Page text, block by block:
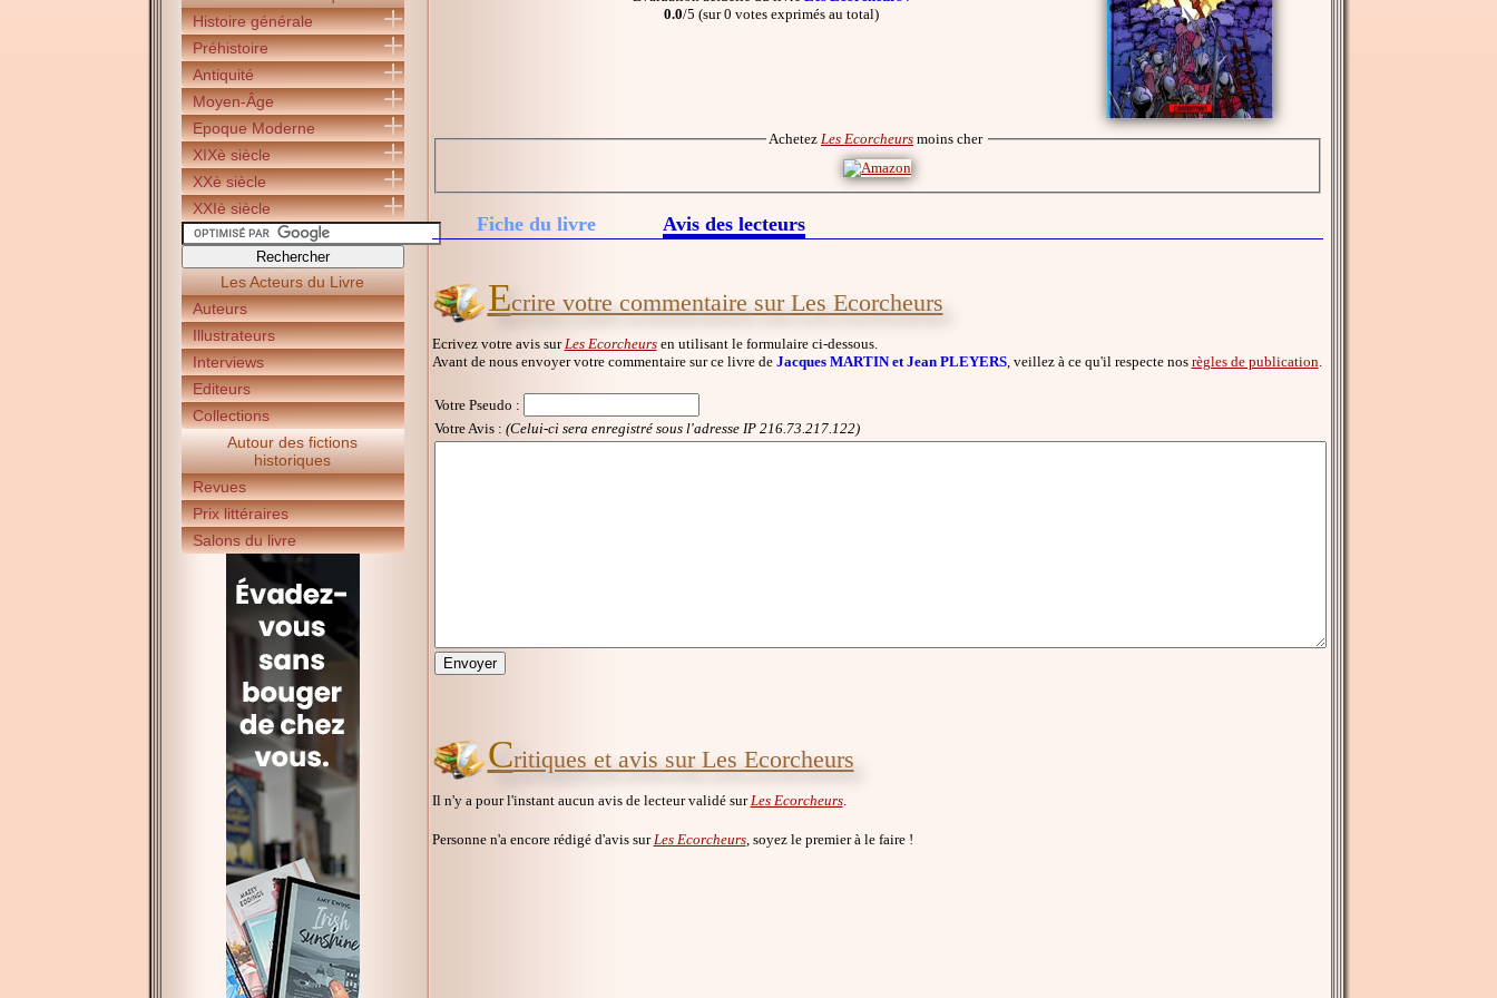
Histoire générale
Préhistoire
Antiquité
Moyen-Âge
Epoque Moderne
XIXè siècle
XXè siècle
XXIè siècle
Les Acteurs du Livre
Auteurs
Illustrateurs
Interviews
Editeurs
Collections
Autour des fictions
historiques
Revues
Prix littéraires
Salons du livre
0.0/5 (sur 0 votes exprimés au total)
Achetez Les Ecorcheurs moins cher
Fiche du livre Avis des lecteurs
Ecrire votre commentaire sur Les Ecorcheurs
Ecrivez votre avis sur Les Ecorcheursen utilisant le formulaire ci-dessous.
Avant de nous envoyer votre commentaire sur ce livre de Jacques MARTIN et Jean PLEYERS, veillez à ce qu'il respecte nos règles de publication
Votre Pseudo :
Votre Avis : (Celui-ci sera enregistré sous l'adresse IP 216.73.217.122)
Critiques et avis sur Les Ecorcheurs
Il n'y a pour l'instant aucun avis de lecteur validé surLes Ecorcheurs.
Personne n'a encore rédigé d'avis sur Les Ecorcheurs, soyez le premier à le faire !